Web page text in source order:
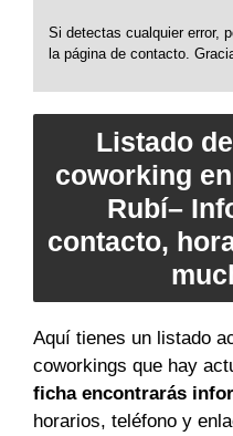
Si detectas cualquier error,
la página de contacto.
Listado
coworking
Rubí–
contacto,
Aquí tienes un listado
coworkings que hay
ficha encontrarás
horarios, teléfono y